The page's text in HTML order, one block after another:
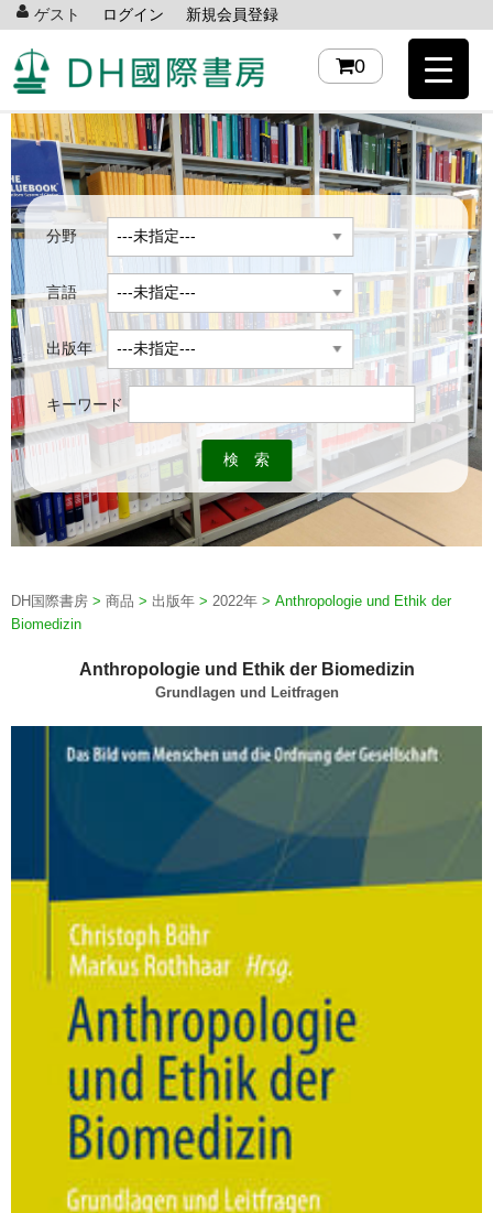
ゲスト ログイン 新規会員登録
0
分野
言語
出版年
キーワード
DH国際書房 > 商品 > 出版年 > 2022年 > Anthropologie und Ethik der
Biomedizin
Anthropologie und Ethik der Biomedizin
Grundlagen und Leitfragen